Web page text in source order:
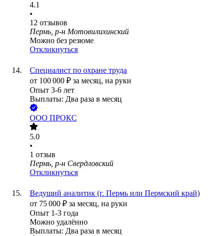
4.1
•
12 отзывов
Пермь, р-н Мотовилихинский
Можно без резюме
Откликнуться
Специалист по охране труда
от 100 000 ₽ за месяц, на руки
Опыт 3-6 лет
Выплаты: Два раза в месяц
ООО ПРОКС
5.0
•
1 отзыв
Пермь, р-н Свердловский
Откликнуться
Ведущий аналитик (г. Пермь или Пермский край)
от 75 000 ₽ за месяц, на руки
Опыт 1-3 года
Можно удалённо
Выплаты: Два раза в месяц